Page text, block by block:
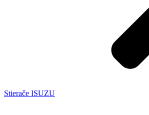
Stierače ISUZU